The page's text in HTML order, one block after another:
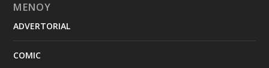
ΜΕΝΟΥ
ADVERTORIAL
COMIC